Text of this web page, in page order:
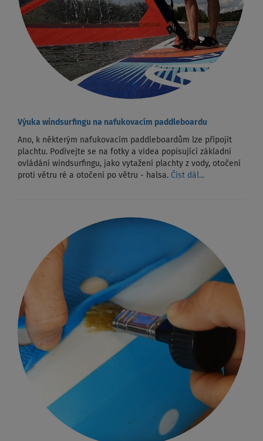
Výuka windsurfingu na nafukovacím paddleboardu
Ano, k některým nafukovacím paddleboardům lze připojit
plachtu. Podívejte se na fotky a videa popisující základní
ovládání windsurfingu, jako vytažení plachty z vody, otočení
proti větru ré a otočení po větru - halsa. Číst dál...